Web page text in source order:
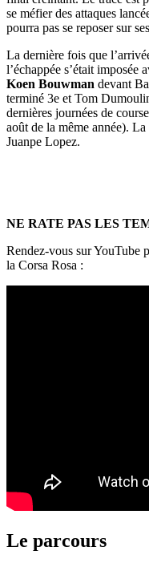
se méfier des attaques
pourra pas se reposer sur
La dernière fois que
l’échappée s’était
Koen Bouwman devant
terminé 3e et Tom
dernières journées de
août de la même année).
Juanpe Lopez.
NE RATE PAS LES
Rendez-vous sur YouTube
la Corsa Rosa :
Le parcours